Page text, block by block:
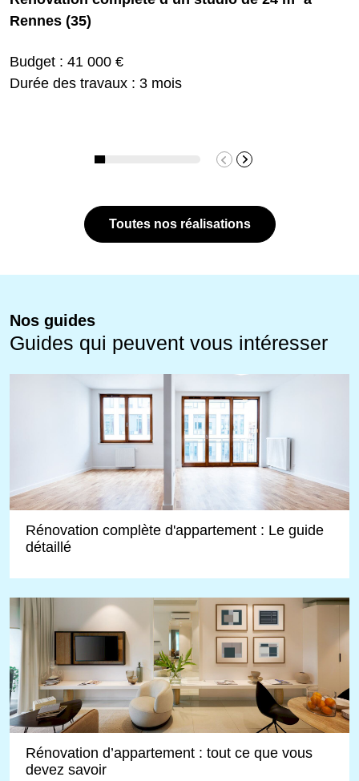
Rennes (35)
Budget : 41 000 €
Durée des travaux : 3 mois
Toutes nos réalisations
Nos guides
Guides qui peuvent vous intéresser
Rénovation complète d'appartement : Le guide
détaillé
Rénovation d’appartement : tout ce que vous
devez savoir